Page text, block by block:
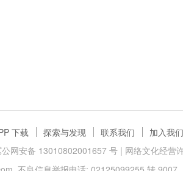
下载 探索与发现 联系我们 加入我们
网安备 13010802001657 号| 网络文化经营